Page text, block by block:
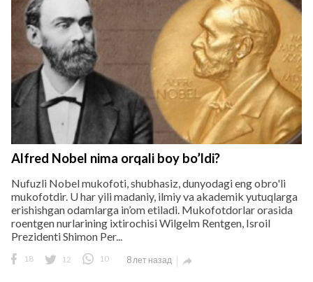
Alfred Nobel nima orqali boy bo’ldi?
Nufuzli Nobel mukofoti, shubhasiz, dunyodagi eng obro'li
mukofotdir. U har yili madaniy, ilmiy va akademik yutuqlarga
erishishgan odamlarga in’om etiladi. Mukofotdorlar orasida
roentgen nurlarining ixtirochisi Wilgelm Rentgen, Isroil
Prezidenti Shimon Per...
18 12 10 8 лет назад 